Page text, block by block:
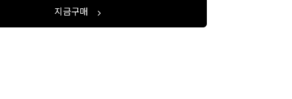
지금구매